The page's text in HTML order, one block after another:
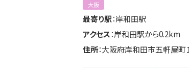
大阪
最寄り駅：岸和田駅
アクセス：岸和田駅から0.2km
住所：大阪府岸和田市五軒屋町